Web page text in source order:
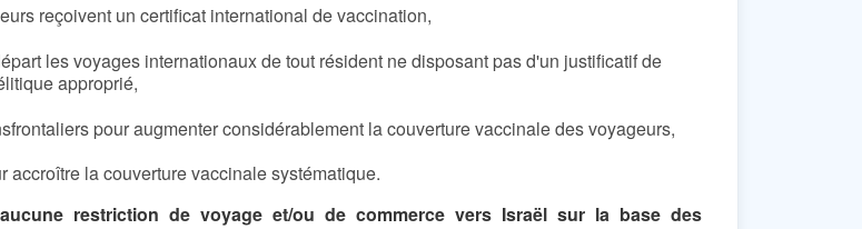
reçoivent un certificat international de vaccination,
les voyages internationaux de tout résident ne disposant pas d'un justificatif de
approprié,
pour augmenter considérablement la couverture vaccinale des voyageurs,
accroître la couverture vaccinale systématique.
aucune restriction de voyage et/ou de commerce vers Israël sur la base des